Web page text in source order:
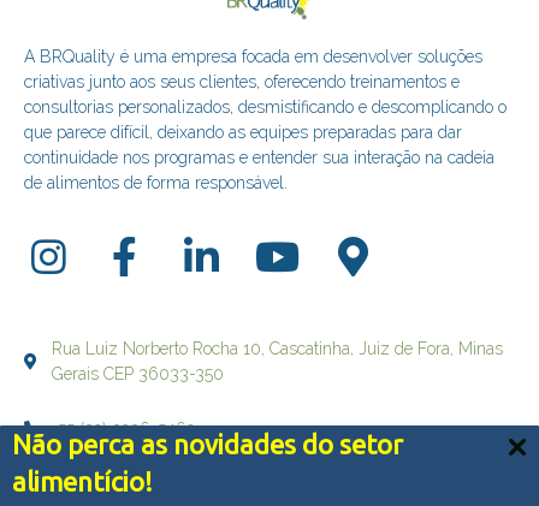
Não perca as novidades do setor
alimentício!
A BRQuality é uma empresa focada em desenvolver soluções
criativas junto aos seus clientes, oferecendo treinamentos e
consultorias personalizados, desmistificando e descomplicando o
que parece difícil, deixando as equipes preparadas para dar
continuidade nos programas e entender sua interação na cadeia
de alimentos de forma responsável.
Rua Luiz Norberto Rocha 10, Cascatinha, Juiz de Fora, Minas
Gerais CEP 36033-350
+55 (32) 3236-5469
falecom@brqualityconsultoria.com.br
Nós usamos cookies e outras tecnologias semelhantes
para melhorar a sua experiência em nossos serviços,